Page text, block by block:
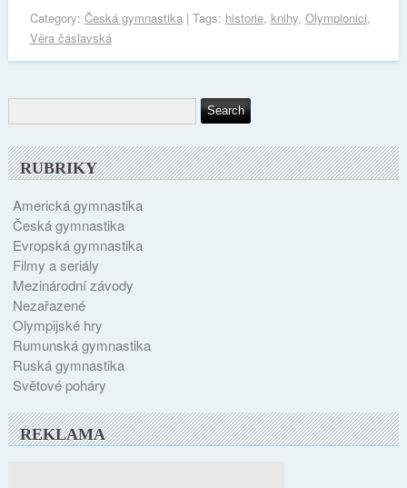
Category: Česká gymnastika| Tags: historie, knihy, Olympionici,
Věra čáslavská
RUBRIKY
Americká gymnastika
Česká gymnastika
Evropská gymnastika
Filmy a seriály
Mezinárodní závody
Nezařazené
Olympijské hry
Rumunská gymnastika
Ruská gymnastika
Světové poháry
REKLAMA